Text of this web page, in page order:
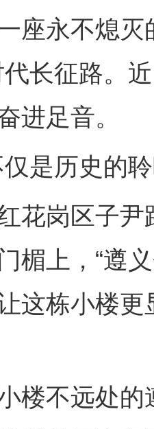
座永不熄
代长征路。
进足音。
历史的聆
岗区子尹
楣上，“遵
这栋小楼
不远处的